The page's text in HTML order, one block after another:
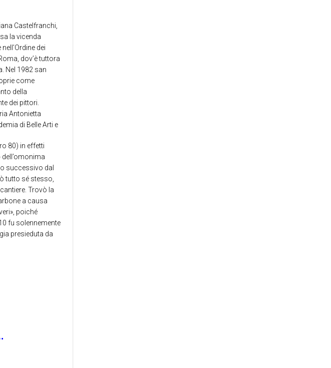
Castelfranchi,
la vicenda
dei
dov’è tuttora
Nel 1982 san
come
della
dei pittori.
Antonietta
di Belle Arti e
80) in effetti
successivo dal
tutto sé stesso,
Trovò la
a causa
poiché
fu solennemente
presieduta da